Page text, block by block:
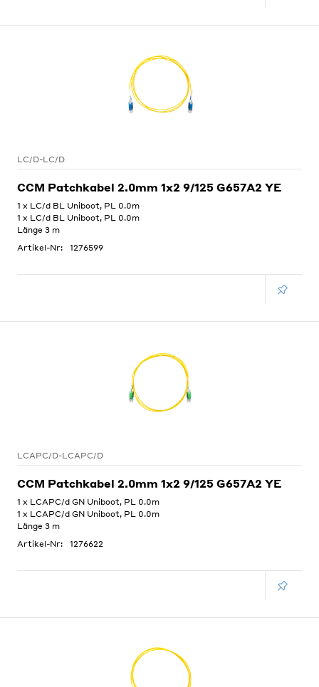
LC/D-LC/D
CCM Patchkabel 2.0mm 1x2 9/125 G657A2 YE
1 x LC/d BL Uniboot, PL 0.0m
1 x LC/d BL Uniboot, PL 0.0m
Länge 3 m
Artikel-Nr:
1276599
LCAPC/D-LCAPC/D
CCM Patchkabel 2.0mm 1x2 9/125 G657A2 YE
1 x LCAPC/d GN Uniboot, PL 0.0m
1 x LCAPC/d GN Uniboot, PL 0.0m
Länge 3 m
Artikel-Nr:
1276622